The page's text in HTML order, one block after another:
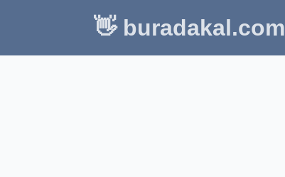
👋 buradakal.com